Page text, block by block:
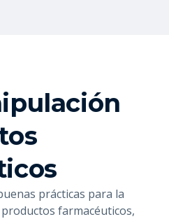
prácticas para la
farmacéuticos,